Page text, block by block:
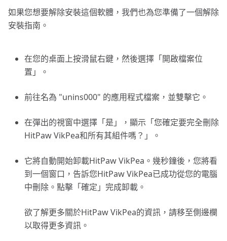
如果您想要解除安裝這個軟體，我們也為您準備了一個解除
安裝指南。
在您的桌面上按滑鼠右鍵，然後選擇「開啟檔案位
置」。
前往名為 "unins000" 的應用程式檔案，並雙擊它。
在彈出的視窗中選擇「是」，顯示「您確定要完全刪除
HitPaw VikPea和所有其組件嗎？」。
它將自動開始卸載HitPaw VikPea。幾秒鐘後，您將看
到一個窗口，告訴您HitPaw VikPea已成功從您的電腦
中刪除。點擊「確定」完成卸載。
欲了解更多關於HitPaw VikPea的資訊，請移至側邊欄
以取得更多資訊。